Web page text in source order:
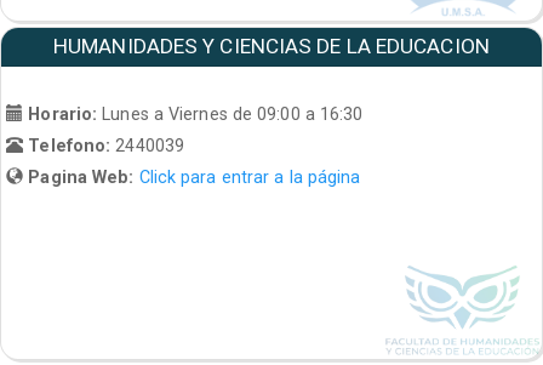
HUMANIDADES Y CIENCIAS DE LA EDUCACION
Horario: Lunes a Viernes de 09:00 a 16:30
Telefono:2440039
Pagina Web: Click para entrar a la página